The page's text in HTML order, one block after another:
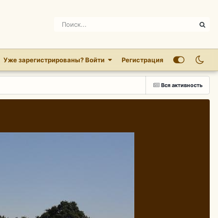
Уже зарегистрированы? Войти Регистрация
Вся активность